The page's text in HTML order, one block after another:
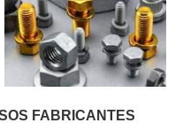
FABRICANTES